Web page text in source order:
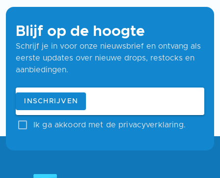
Blijf op de hoogte
Schrijf je in voor onze nieuwsbrief en ontvang als
eerste updates over nieuwe drops, restocks en
aanbiedingen.
Blijf op de hoogte
E-mailadres
INSCHRIJVEN
Ik ga akkoord met de privacyverklaring.